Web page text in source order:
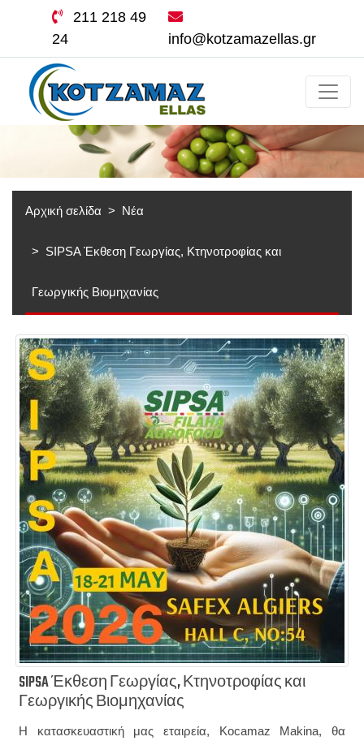
211 218 49
24
info@kotzamazellas.gr
Αρχική σελίδα Νέα
SIPSA Έκθεση Γεωργίας, Κτηνοτροφίας και
Γεωργικής Βιομηχανίας
SIPSA Έκθεση Γεωργίας, Κτηνοτροφίας και
Γεωργικής Βιομηχανίας
Η κατασκευαστική μας εταιρεία, Kocamaz Makina, θα